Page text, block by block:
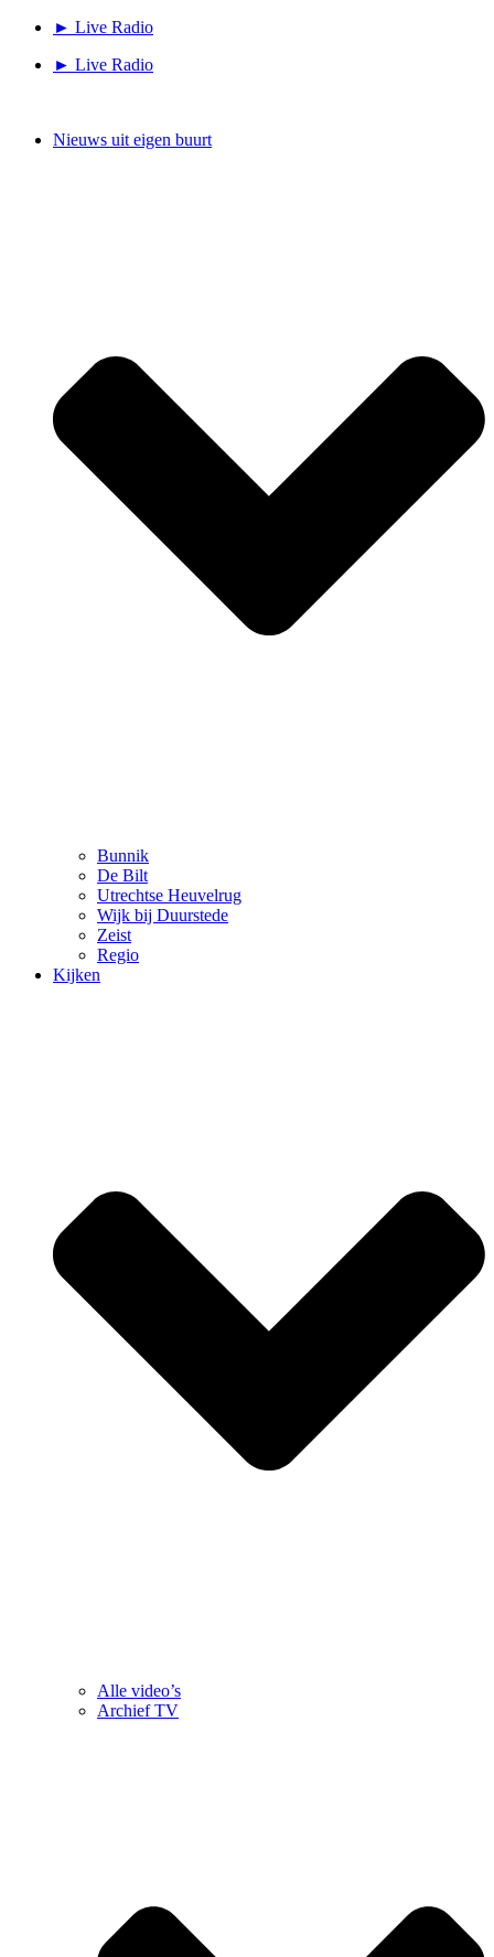
► Live Radio
► Live Radio
Nieuws uit eigen buurt
Bunnik
De Bilt
Utrechtse Heuvelrug
Wijk bij Duurstede
Zeist
Regio
Kijken
Alle video’s
Archief TV